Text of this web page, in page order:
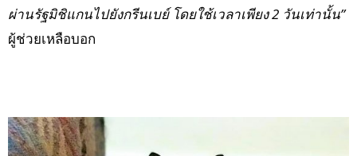
ผ่านรัฐมิชิแกนไปยังกรีนเบย์ โดยใช้เวลาเพียง 2 วันเท่านั้น”
ผู้ช่วยเหลือบอก